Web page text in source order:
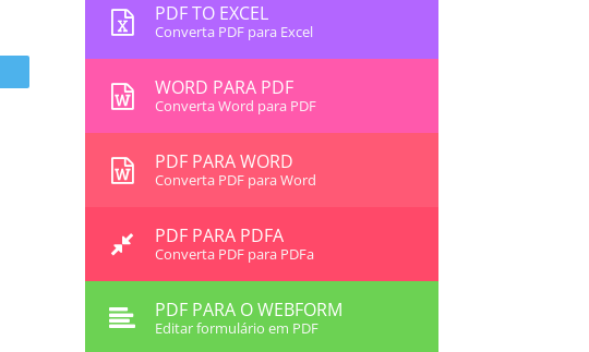
PDF TO EXCEL
Converta PDF para Excel
WORD PARA PDF
Converta Word para PDF
PDF PARA WORD
Converta PDF para Word
PDF PARA PDFA
Converta PDF para PDFa
PDF PARA O WEBFORM
Editar formulário em PDF